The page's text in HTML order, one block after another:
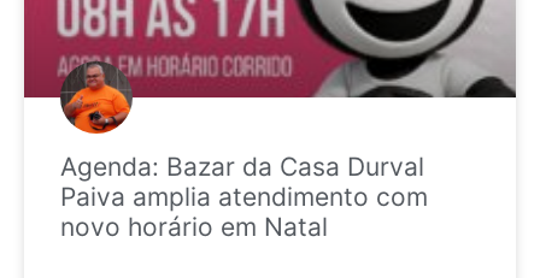
Agenda: Bazar da Casa Durval
Paiva amplia atendimento com
novo horário em Natal